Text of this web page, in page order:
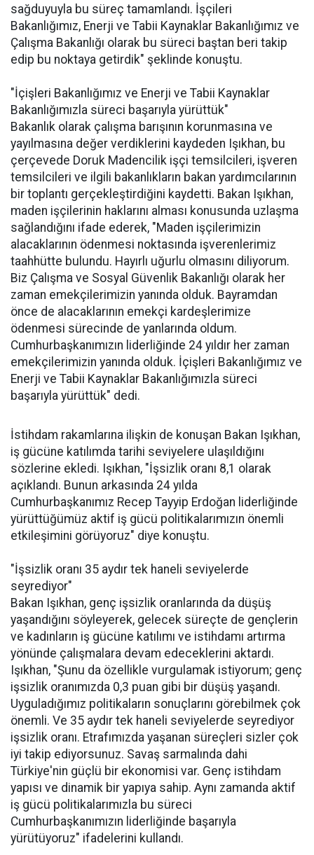
sağduyuyla bu süreç tamamlandı. İşçileri
Bakanlığımız, Enerji ve Tabii Kaynaklar Bakanlığımız ve
Çalışma Bakanlığı olarak bu süreci baştan beri takip
edip bu noktaya getirdik" şeklinde konuştu.
"İçişleri Bakanlığımız ve Enerji ve Tabii Kaynaklar
Bakanlığımızla süreci başarıyla yürüttük"
Bakanlık olarak çalışma barışının korunmasına ve
yayılmasına değer verdiklerini kaydeden Işıkhan, bu
çerçevede Doruk Madencilik işçi temsilcileri, işveren
temsilcileri ve ilgili bakanlıkların bakan yardımcılarının
bir toplantı gerçekleştirdiğini kaydetti. Bakan Işıkhan,
maden işçilerinin haklarını alması konusunda uzlaşma
sağlandığını ifade ederek, "Maden işçilerimizin
alacaklarının ödenmesi noktasında işverenlerimiz
taahhütte bulundu. Hayırlı uğurlu olmasını diliyorum.
Biz Çalışma ve Sosyal Güvenlik Bakanlığı olarak her
zaman emekçilerimizin yanında olduk. Bayramdan
önce de alacaklarının emekçi kardeşlerimize
ödenmesi sürecinde de yanlarında oldum.
Cumhurbaşkanımızın liderliğinde 24 yıldır her zaman
emekçilerimizin yanında olduk. İçişleri Bakanlığımız ve
Enerji ve Tabii Kaynaklar Bakanlığımızla süreci
başarıyla yürüttük" dedi.
İstihdam rakamlarına ilişkin de konuşan Bakan Işıkhan,
iş gücüne katılımda tarihi seviyelere ulaşıldığını
sözlerine ekledi. Işıkhan, "İşsizlik oranı 8,1 olarak
açıklandı. Bunun arkasında 24 yılda
Cumhurbaşkanımız Recep Tayyip Erdoğan liderliğinde
yürüttüğümüz aktif iş gücü politikalarımızın önemli
etkileşimini görüyoruz" diye konuştu.
"İşsizlik oranı 35 aydır tek haneli seviyelerde
seyrediyor"
Bakan Işıkhan, genç işsizlik oranlarında da düşüş
yaşandığını söyleyerek, gelecek süreçte de gençlerin
ve kadınların iş gücüne katılımı ve istihdamı artırma
yönünde çalışmalara devam edeceklerini aktardı.
Işıkhan, "Şunu da özellikle vurgulamak istiyorum; genç
işsizlik oranımızda 0,3 puan gibi bir düşüş yaşandı.
Uyguladığımız politikaların sonuçlarını görebilmek çok
önemli. Ve 35 aydır tek haneli seviyelerde seyrediyor
işsizlik oranı. Etrafımızda yaşanan süreçleri sizler çok
iyi takip ediyorsunuz. Savaş sarmalında dahi
Türkiye'nin güçlü bir ekonomisi var. Genç istihdam
yapısı ve dinamik bir yapıya sahip. Aynı zamanda aktif
iş gücü politikalarımızla bu süreci
Cumhurbaşkanımızın liderliğinde başarıyla
yürütüyoruz" ifadelerini kullandı.